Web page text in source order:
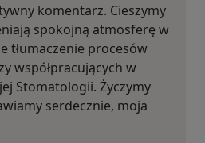
komentarz. Cieszymy
spokojną atmosferę w
tłumaczenie procesów
współpracujących w
Stomatologii. Życzymy
serdecznie, moja